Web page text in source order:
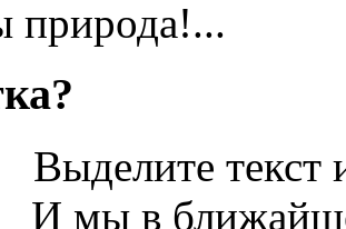
природа!...
Выделите
И мы в